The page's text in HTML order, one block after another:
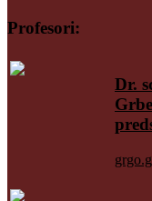
Profesori:
Dr.